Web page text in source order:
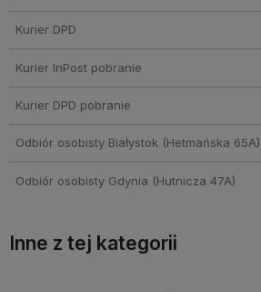
Kurier DPD
Kurier InPost pobranie
Kurier DPD pobranie
Odbiór osobisty Białystok(Hetmańska 65A)
Odbiór osobisty Gdynia (Hutnicza 47A)
Inne z tej kategorii